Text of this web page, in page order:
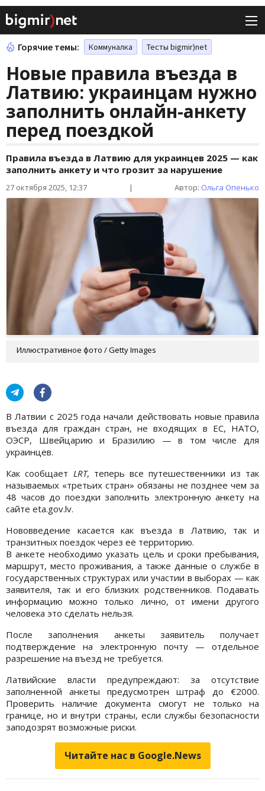
Горячие темы: Коммуналка Тесты bigmir)net
Новые правила въезда в
Латвию: украинцам нужно
заполнить онлайн-анкету
перед поездкой
Правила въезда в Латвию для украинцев 2025 — как
заполнить анкету и что грозит за нарушение
27 октября 2025, 12:37 | Автор: Ольга Опенько
Иллюстративное фото / Getty Images
В Латвии с 2025 года начали действовать новые правила
въезда для граждан стран, не входящих в ЕС, НАТО,
ОЭСР, Швейцарию и Бразилию — в том числе для
украинцев.
Как сообщает LRT, теперь все путешественники из так
называемых «третьих стран» обязаны не позднее чем за
48 часов до поездки заполнить электронную анкету на
сайте eta.gov.lv.
Нововведение касается как въезда в Латвию, так и
транзитных поездок через её территорию.
В анкете необходимо указать цель и сроки пребывания,
маршрут, место проживания, а также данные о службе в
государственных структурах или участии в выборах — как
заявителя, так и его близких родственников. Подавать
информацию можно только лично, от имени другого
человека это сделать нельзя.
После заполнения анкеты заявитель получает
подтверждение на электронную почту — отдельное
разрешение на въезд не требуется.
Латвийские власти предупреждают: за отсутствие
заполненной анкеты предусмотрен штраф до €2000.
Проверить наличие документа смогут не только на
границе, но и внутри страны, если службы безопасности
заподозрят возможные риски.
Читайте нас в Google.News